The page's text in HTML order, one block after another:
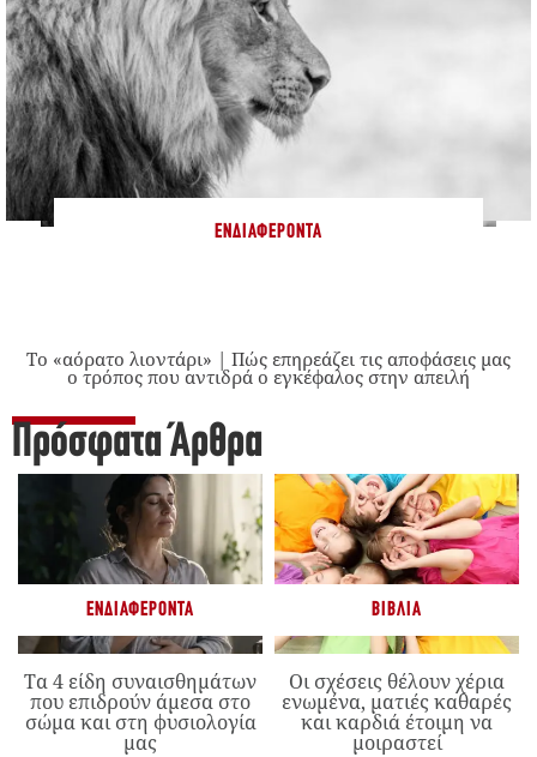
ΕΝΔΙΑΦΈΡΟΝΤΑ
Το «αόρατο λιοντάρι» | Πώς επηρεάζει τις αποφάσεις μας
ο τρόπος που αντιδρά ο εγκέφαλος στην απειλή
Πρόσφατα Άρθρα
ΕΝΔΙΑΦΈΡΟΝΤΑ
Τα 4 είδη συναισθημάτων
που επιδρούν άμεσα στο
σώμα και στη φυσιολογία
μας
ΒΙΒΛΊΑ
Οι σχέσεις θέλουν χέρια
ενωμένα, ματιές καθαρές
και καρδιά έτοιμη να
μοιραστεί